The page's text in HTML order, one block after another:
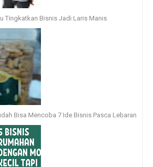
Tingkatkan Bisnis Jadi Laris Manis
Bisa Mencoba 7 Ide Bisnis Pasca Lebaran